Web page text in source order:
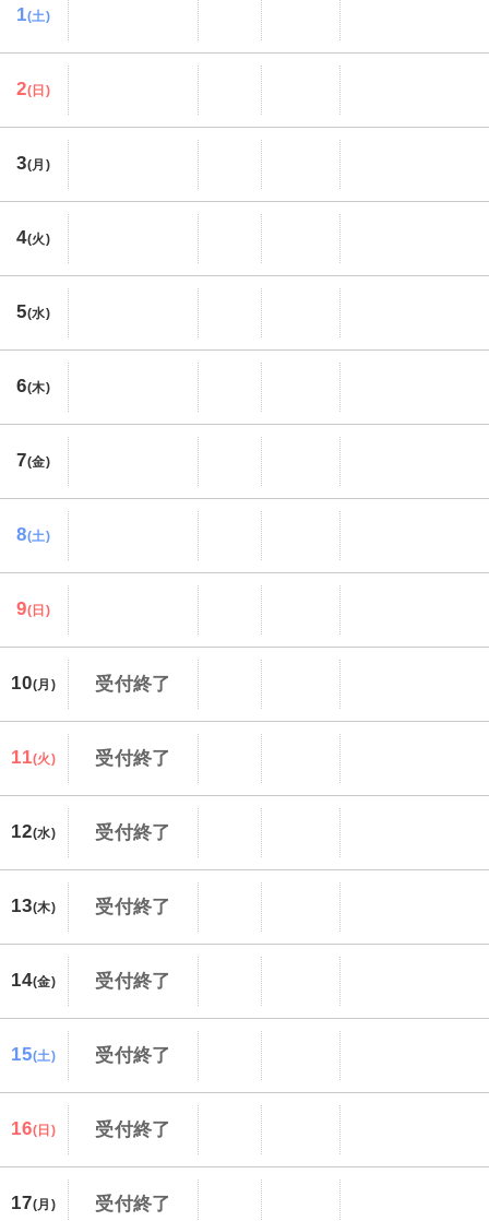
1(土)
2(日)
3(月)
4(火)
5(水)
6(木)
7(金)
8(土)
9(日)
10(月) 受付終了
11(火) 受付終了
12(水) 受付終了
13(木) 受付終了
14(金) 受付終了
15(土) 受付終了
16(日) 受付終了
17(月) 受付終了